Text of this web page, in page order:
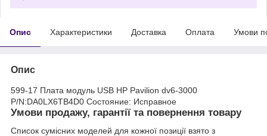
Опис Характеристики Доставка Оплата Умови
Опис
599-17 Плата модуль USB HP Pavilion dv6-3000
P/N:DA0LX6TB4D0 Состояние: Исправное
Умови продажу, гарантії та повернення товару
Список сумісних моделей для кожної позиції взято з